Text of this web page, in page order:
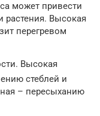
может привести
растения. Высокая
перегревом
Высокая
стеблей и
– пересыханию